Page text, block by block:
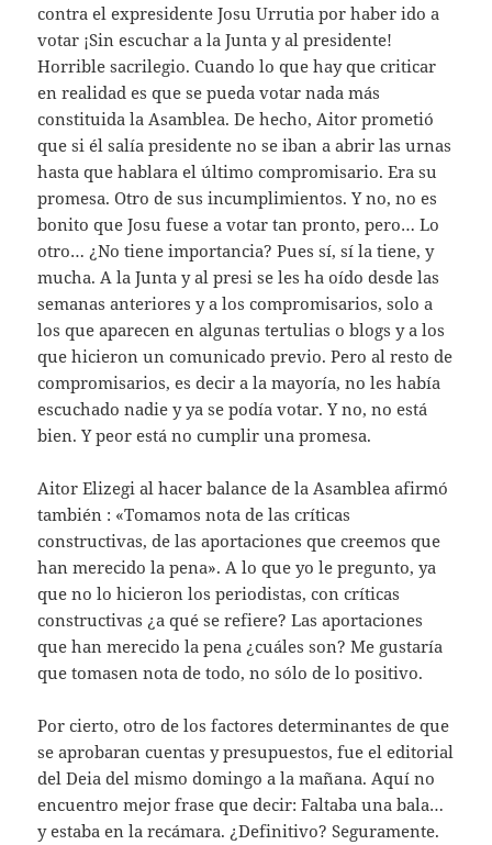
contra el expresidente Josu Urrutia por haber ido a
votar ¡Sin escuchar a la Junta y al presidente!
Horrible sacrilegio. Cuando lo que hay que criticar
en realidad es que se pueda votar nada más
constituida la Asamblea. De hecho, Aitor prometió
que si él salía presidente no se iban a abrir las urnas
hasta que hablara el último compromisario. Era su
promesa. Otro de sus incumplimientos. Y no, no es
bonito que Josu fuese a votar tan pronto, pero… Lo
otro… ¿No tiene importancia? Pues sí, sí la tiene, y
mucha. A la Junta y al presi se les ha oído desde las
semanas anteriores y a los compromisarios, solo a
los que aparecen en algunas tertulias o blogs y a los
que hicieron un comunicado previo. Pero al resto de
compromisarios, es decir a la mayoría, no les había
escuchado nadie y ya se podía votar. Y no, no está
bien. Y peor está no cumplir una promesa.
Aitor Elizegi al hacer balance de la Asamblea afirmó
también : «Tomamos nota de las críticas
constructivas, de las aportaciones que creemos que
han merecido la pena». A lo que yo le pregunto, ya
que no lo hicieron los periodistas, con críticas
constructivas ¿a qué se refiere? Las aportaciones
que han merecido la pena ¿cuáles son? Me gustaría
que tomasen nota de todo, no sólo de lo positivo.
Por cierto, otro de los factores determinantes de que
se aprobaran cuentas y presupuestos, fue el editorial
del Deia del mismo domingo a la mañana. Aquí no
encuentro mejor frase que decir: Faltaba una bala…
y estaba en la recámara. ¿Definitivo? Seguramente.